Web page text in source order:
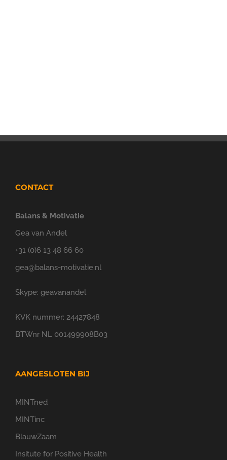
CONTACT
Balans & Motivatie
Gea van Andel
+31 (0)6 13 48 66 60
gea@balans-motivatie.nl
Skype: geavanandel
KVK nummer: 24427848
BTWnr NL 001499908B03
AANGESLOTEN BIJ
MINTned
MINTinc
BlauwZaam
Insitute for Positive Health